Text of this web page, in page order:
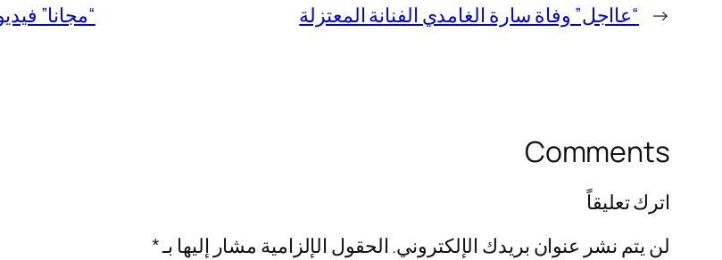
← “عااجل” وفاة سارة الغامدي الفنانة المعتزلة “مجانا” فيديو
Comments
اترك تعليقاً
لن يتم نشر عنوان بريدك الإلكتروني. الحقول الإلزامية مشار إليها بـ*